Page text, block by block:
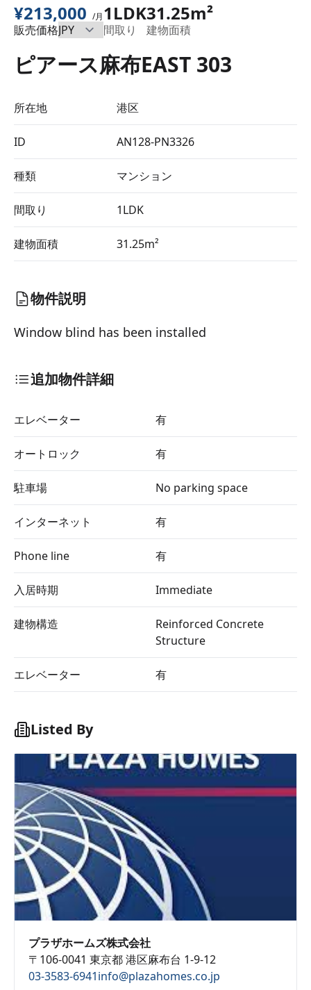
¥213,000 /月
販売価格
1LDK
間取り
31.25m²
建物面積
ピアース麻布EAST 303
所在地 港区
ID AN128-PN3326
種類 マンション
間取り 1LDK
建物面積 31.25m²
物件説明
Window blind has been installed
追加物件詳細
エレベーター 有
オートロック 有
駐車場 No parking space
インターネット 有
Phone line 有
入居時期 Immediate
建物構造
Reinforced Concrete
Structure
エレベーター 有
Listed By
プラザホームズ株式会社
〒106-0041 東京都 港区麻布台 1-9-12
03-3583-6941info@plazahomes.co.jp